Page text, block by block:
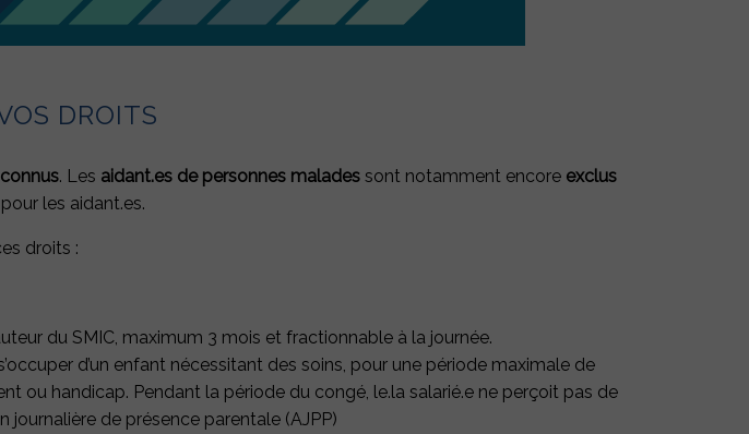
DROITS
. Les aidant.es de personnes malades sont notamment encore exclus
les aidant.es.
droits :
du SMIC, maximum 3 mois et fractionnable à la journée.
d’un enfant nécessitant des soins, pour une période maximale de
ou handicap. Pendant la période du congé, le.la salarié.e ne perçoit pas de
journalière de présence parentale (AJPP)
du Collectif Je t'Aide, ses
à destination des aidant.es